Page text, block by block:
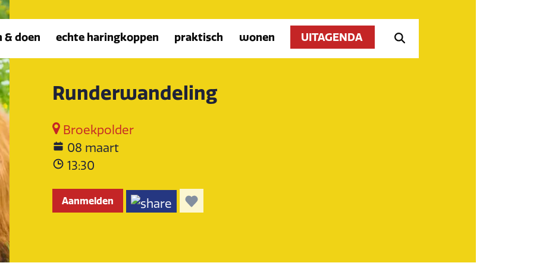
& doen echte haringkoppen praktisch wonen UITAGENDA
Runderwandeling
Broekpolder
08 maart
13:30
Aanmelden